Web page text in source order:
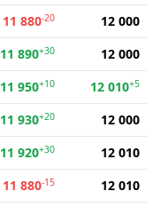
11 880-20
12 000
11 890+30
12 000
11 950+10 12 010+5
11 930+20
12 000
11 920+30
12 010
11 880-15
12 010